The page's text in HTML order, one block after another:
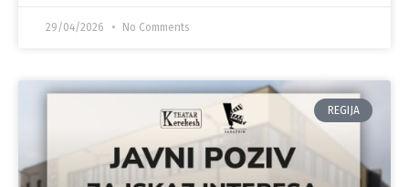
29/04/2026 No Comments
REGIJA